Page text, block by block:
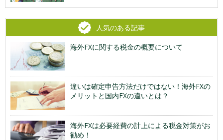
人気のある記事
海外FXに関する税金の概要について
違いは確定申告方法だけではない！海外FXの
メリットと国内FXの違いとは？
海外FXは必要経費の計上による税金対策がお
勧め！